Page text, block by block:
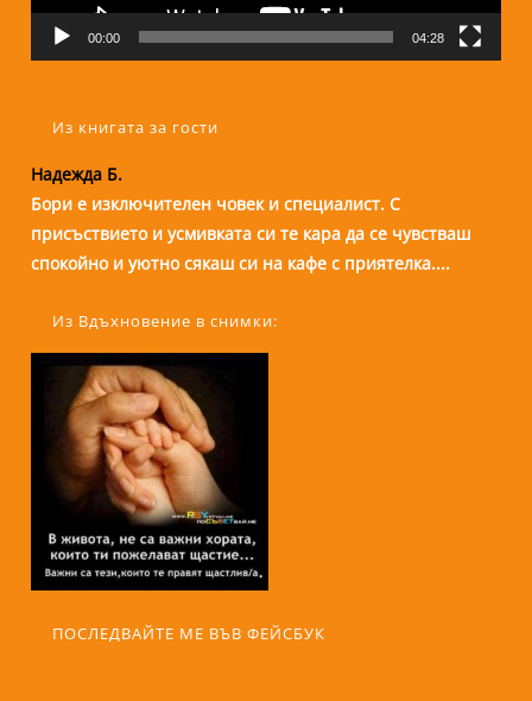
00:00 04:28
Из книгата за гости
Надежда Б.
Бори е изключителен човек и специалист. С
присъствието и усмивката си те кара да се чувстваш
спокойно и уютно сякаш си на кафе с приятелка....
Из Вдъхновение в снимки:
ПОСЛЕДВАЙТЕ МЕ ВЪВ ФЕЙСБУК